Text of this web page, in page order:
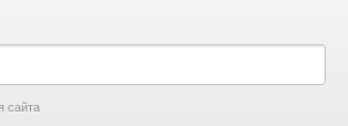
сайта